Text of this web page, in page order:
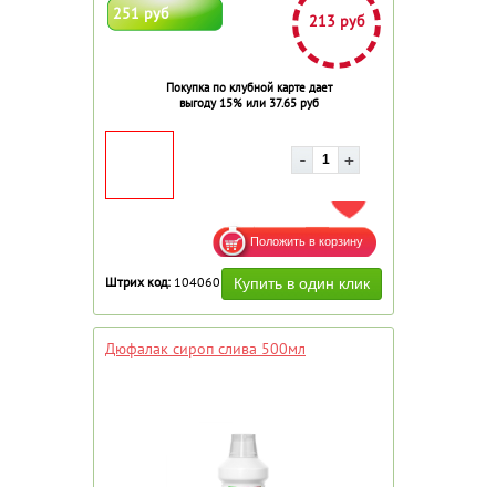
251 руб 213 руб
Покупка по клубной карте дает
выгоду 15% или 37.65 руб
ДОБАВИТЬ В ИЗБРАННОЕ
Штрих код: 104060
Дюфалак сироп слива 500мл